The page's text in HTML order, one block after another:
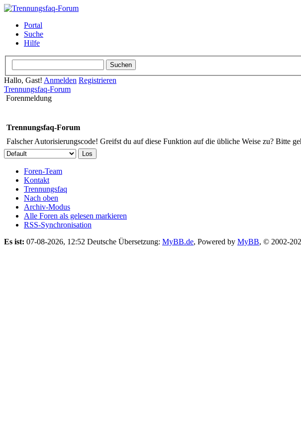
Portal
Suche
Hilfe
Hallo, Gast! Anmelden Registrieren
Trennungsfaq-Forum
Forenmeldung
Trennungsfaq-Forum
Falscher Autorisierungscode! Greifst du auf diese Funktion auf die übliche Weise zu? Bitte
Foren-Team
Kontakt
Trennungsfaq
Nach oben
Archiv-Modus
Alle Foren als gelesen markieren
RSS-Synchronisation
Es ist: 07-08-2026, 12:52 Deutsche Übersetzung: MyBB.de, Powered by MyBB, © 2002-